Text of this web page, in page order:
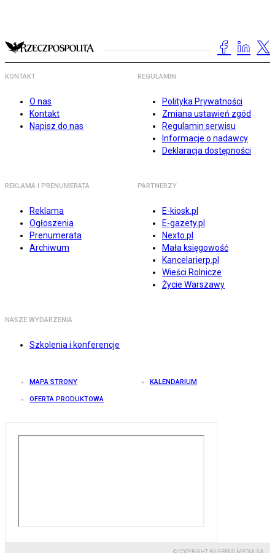
KONTAKT
O nas
Kontakt
Napisz do nas
REGULAMIN
Polityka Prywatności
Zmiana ustawień zgód
Regulamin serwisu
Informacje o nadawcy
Deklaracja dostępności
REKLAMA I PRENUMERATA
Reklama
Ogłoszenia
Prenumerata
Archiwum
PARTNERZY
E-kiosk.pl
E-gazety.pl
Nexto.pl
Mała księgowość
Kancelarierp.pl
Wieści Rolnicze
Życie Warszawy
NASZE WYDARZENIA
Szkolenia i konferencje
MAPA STRONY KALENDARIUM
OFERTA PRODUKTOWA